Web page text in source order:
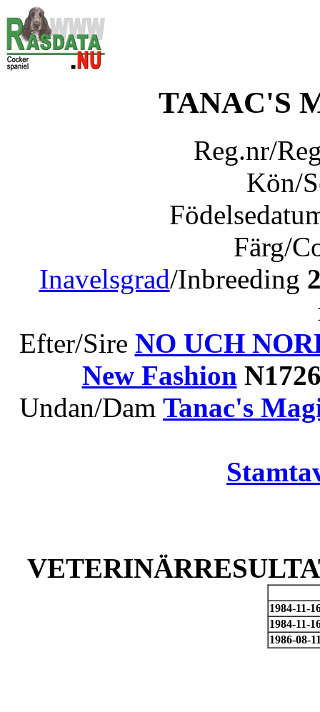
TANAC'S
Reg.nr/
Kön/
Färg/
Inavelsgrad/Inbreeding
Efter/Sire NO UCH
New Fashion
Undan/Dam Tanac's
1984-11-
1984-11-
1986-08-